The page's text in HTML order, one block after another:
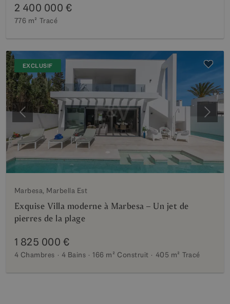
2 400 000 €
776 m² Tracé
EXCLUSIF
Précédent
Marbesa, Marbella Est
Exquise Villa moderne à Marbesa – Un jet de
pierres de la plage
1 825 000 €
4 Chambres 4 Bains 166 m² Construit 405 m² Tracé